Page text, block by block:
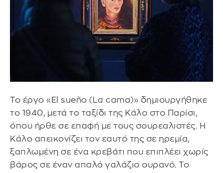
Το έργο «El sueño (La cama)» δημιουργήθηκε
το 1940, μετά το ταξίδι της Κάλο στο Παρίσι,
όπου ήρθε σε επαφή με τους σουρεαλιστές. Η
Κάλο απεικονίζει τον εαυτό της σε ηρεμία,
ξαπλωμένη σε ένα κρεβάτι που επιπλέει χωρίς
βάρος σε έναν απαλό γαλάζιο ουρανό. Το